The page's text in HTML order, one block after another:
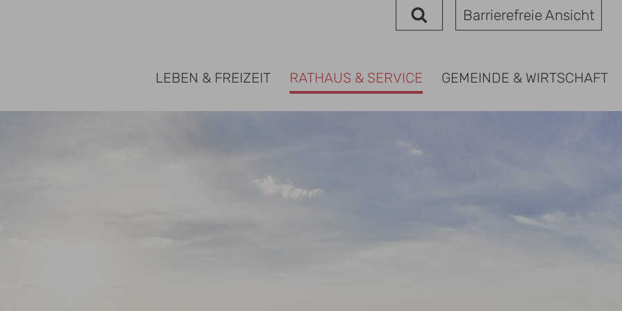
Rosengarten Barrierefreie Ansicht
LEBEN & FREIZEIT RATHAUS & SERVICE GEMEINDE & WIRTSCHAFT